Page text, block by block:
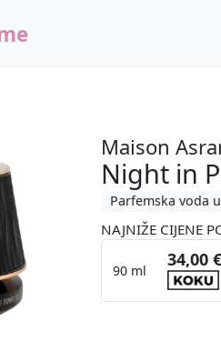
Maison
Night in
Parfemska voda
NAJNIŽE CIJENE
90 ml
34,00